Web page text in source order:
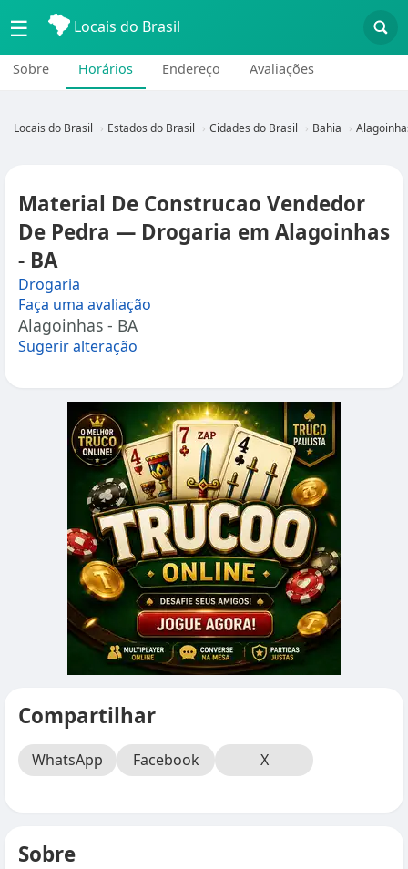
☰ Locais do Brasil
Sobre Horários Endereço Avaliações
Locais do Brasil Estados do Brasil Cidades do Brasil Bahia
Material De Construcao Vendedor
De Pedra — Drogaria em Alagoinhas
- BA
Drogaria
Faça uma avaliação
Alagoinhas - BA
Sugerir alteração
Compartilhar
WhatsApp Facebook X
Sobre